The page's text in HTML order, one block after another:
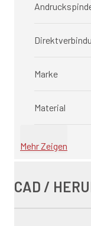
Marke
Material
Mehr Zeigen
CAD /